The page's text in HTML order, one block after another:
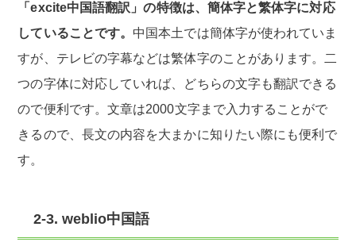
「excite中国語翻訳」の特徴は、簡体字と繁体字に対応
していることです。 中国本土では簡体字が使われていま
すが、テレビの字幕などは繁体字のことがあります。二
つの字体に対応していれば、どちらの文字も翻訳できる
ので便利です。文章は2000文字まで入力することがで
きるので、長文の内容を大まかに知りたい際にも便利で
す。
2-3. weblio中国語